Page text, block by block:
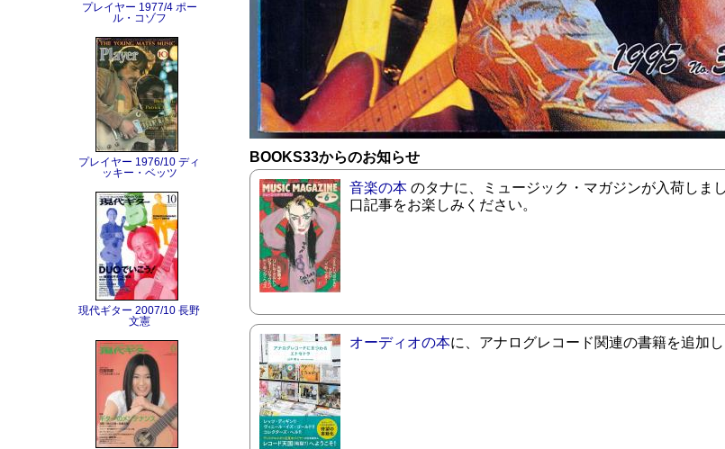
プレイヤー 1977/4 ポー
ル・コゾフ
プレイヤー 1976/10 ディ
ッキー・ベッツ
現代ギター 2007/10 長野
文憲
BOOKS33からのお知らせ
音楽の本 のタナに、ミュージック・マガジンが入荷しま
口記事をお楽しみください。
オーディオの本に、アナログレコード関連の書籍を追加し